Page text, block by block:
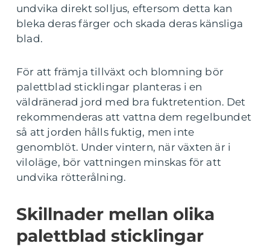
undvika direkt solljus, eftersom detta kan
bleka deras färger och skada deras känsliga
blad.
För att främja tillväxt och blomning bör
palettblad sticklingar planteras i en
väldränerad jord med bra fuktretention. Det
rekommenderas att vattna dem regelbundet
så att jorden hålls fuktig, men inte
genomblöt. Under vintern, när växten är i
viloläge, bör vattningen minskas för att
undvika rötterålning.
Skillnader mellan olika
palettblad sticklingar